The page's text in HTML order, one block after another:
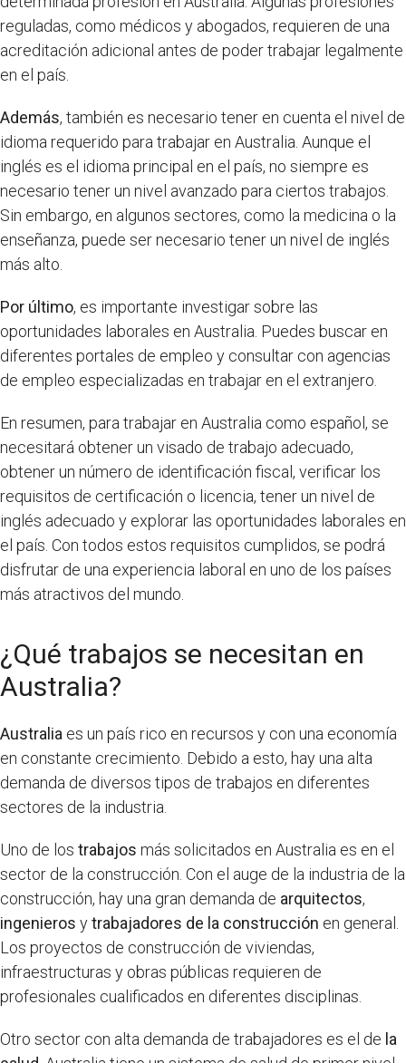
reguladas, como médicos y abogados, requieren de una
acreditación adicional antes de poder trabajar legalmente
en el país.
Además, también es necesario tener en cuenta el nivel de
idioma requerido para trabajar en Australia. Aunque el
inglés es el idioma principal en el país, no siempre es
necesario tener un nivel avanzado para ciertos trabajos.
Sin embargo, en algunos sectores, como la medicina o la
enseñanza, puede ser necesario tener un nivel de inglés
más alto.
Por último, es importante investigar sobre las
oportunidades laborales en Australia. Puedes buscar en
diferentes portales de empleo y consultar con agencias
de empleo especializadas en trabajar en el extranjero.
En resumen, para trabajar en Australia como español, se
necesitará obtener un visado de trabajo adecuado,
obtener un número de identificación fiscal, verificar los
requisitos de certificación o licencia, tener un nivel de
inglés adecuado y explorar las oportunidades laborales en
el país. Con todos estos requisitos cumplidos, se podrá
disfrutar de una experiencia laboral en uno de los países
más atractivos del mundo.
¿Qué trabajos se necesitan en
Australia?
Australia es un país rico en recursos y con una economía
en constante crecimiento. Debido a esto, hay una alta
demanda de diversos tipos de trabajos en diferentes
sectores de la industria.
Uno de los trabajos más solicitados en Australia es en el
sector de la construcción. Con el auge de la industria de la
construcción, hay una gran demanda de arquitectos,
ingenieros ytrabajadores de la construcción en general.
Los proyectos de construcción de viviendas,
infraestructuras y obras públicas requieren de
profesionales cualificados en diferentes disciplinas.
Otro sector con alta demanda de trabajadores es el de la